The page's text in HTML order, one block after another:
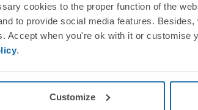
cookies to the proper function of the
to provide social media features.
Accept when you're ok with it or customise
.
Customize